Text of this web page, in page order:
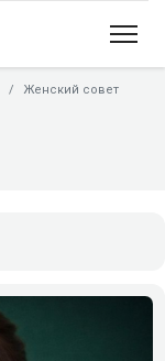
Женский совет